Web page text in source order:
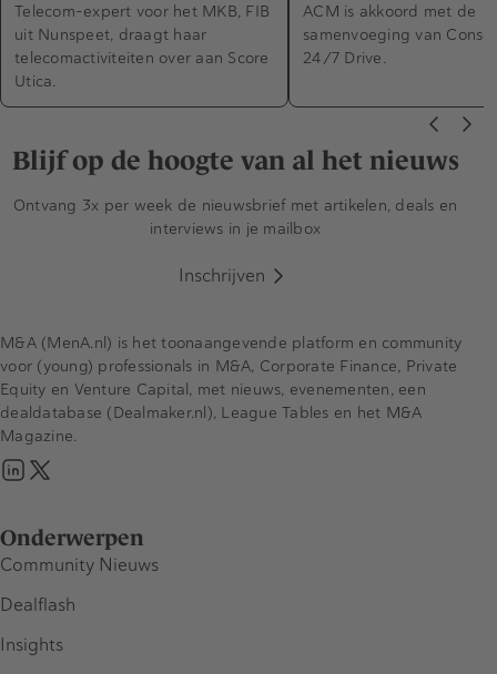
Telecom-expert voor het MKB, FIB
uit Nunspeet, draagt haar
telecomactiviteiten over aan Score
Utica.
ACM is akkoord met de
samenvoeging van
24/7 Drive.
Blijf op de hoogte van al het nieuws
Ontvang 3x per week de nieuwsbrief met artikelen, deals en
interviews in je mailbox
Inschrijven
Onderwerpen
Community Nieuws
Dealflash
Insights
M&A (MenA.nl) is het toonaangevende platform en community
voor (young) professionals in M&A, Corporate Finance, Private
Equity en Venture Capital, met nieuws, evenementen, een
dealdatabase (Dealmaker.nl), League Tables en het M&A
Magazine.